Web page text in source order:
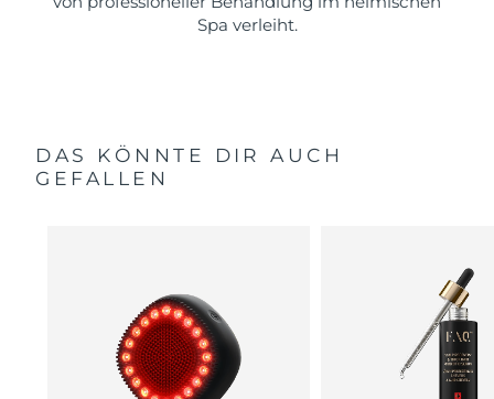
Spa verleiht.
DAS KÖNNTE DIR AUCH
GEFALLEN